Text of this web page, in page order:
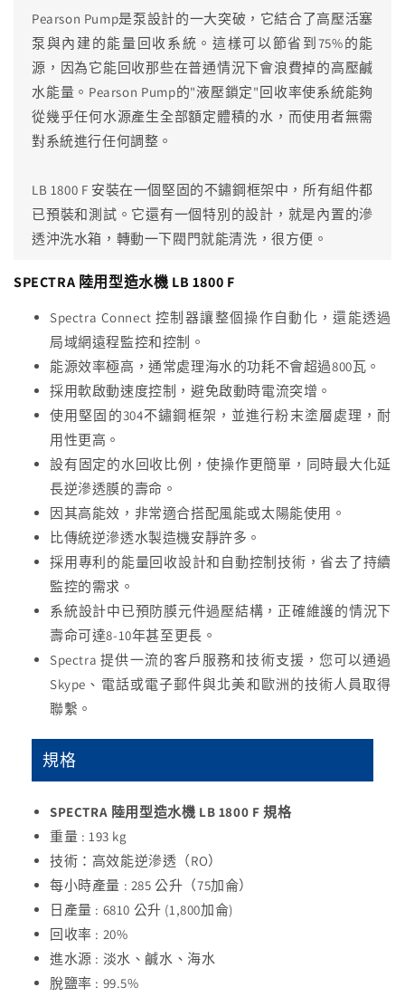
Pearson Pump是泵設計的一大突破，它結合了高壓活塞
泵與內建的能量回收系統。這樣可以節省到75%的能
源，因為它能回收那些在普通情況下會浪費掉的高壓鹹
水能量。Pearson Pump的"液壓鎖定"回收率使系統能夠
從幾乎任何水源產生全部額定體積的水，而使用者無需
對系統進行任何調整。
LB 1800 F 安裝在一個堅固的不鏽鋼框架中，所有組件都
已預裝和測試。它還有一個特別的設計，就是內置的滲
透沖洗水箱，轉動一下閥門就能清洗，很方便。
SPECTRA 陸用型造水機 LB 1800 F
Spectra Connect 控制器讓整個操作自動化，還能透過
局域網遠程監控和控制。
能源效率極高，通常處理海水的功耗不會超過800瓦。
採用軟啟動速度控制，避免啟動時電流突增。
使用堅固的304不鏽鋼框架，並進行粉末塗層處理，耐
用性更高。
設有固定的水回收比例，使操作更簡單，同時最大化延
長逆滲透膜的壽命。
因其高能效，非常適合搭配風能或太陽能使用。
比傳統逆滲透水製造機安靜許多。
採用專利的能量回收設計和自動控制技術，省去了持續
監控的需求。
系統設計中已預防膜元件過壓結構，正確維護的情況下
壽命可達8-10年甚至更長。
Spectra 提供一流的客戶服務和技術支援，您可以通過
Skype、電話或電子郵件與北美和歐洲的技術人員取得
聯繫。
規格
SPECTRA 陸用型造水機 LB 1800 F 規格
重量 : 193 kg
技術：高效能逆滲透（RO）
每小時產量 : 285 公升（75加侖）
日產量 : 6810 公升 (1,800加侖)
回收率 : 20%
進水源 : 淡水、鹹水、海水
脫鹽率 : 99.5%